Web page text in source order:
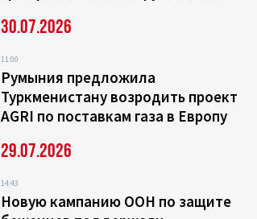
30.07.2026
11:00
Румыния предложила
Туркменистану возродить проект
AGRI по поставкам газа в Европу
29.07.2026
14:43
Новую кампанию ООН по защите